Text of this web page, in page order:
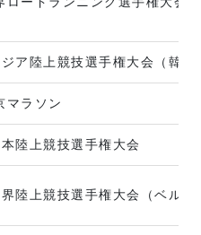
ア陸上競技選手権大会（韓国
マラソン
陸上競技選手権大会
陸上競技選手権大会（ベルリ